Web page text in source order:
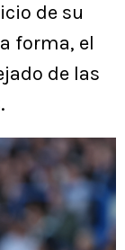
de su
forma, el
de las